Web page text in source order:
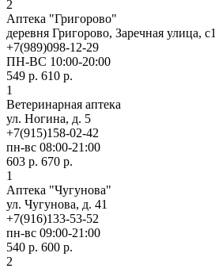
2
Аптека "Григорово"
деревня Григорово, Заречная улица, с1
+7(989)098-12-29
ПН-ВС 10:00-20:00
549 р. 610 р.
1
Ветеринарная аптека
ул. Ногина, д. 5
+7(915)158-02-42
пн-вс 08:00-21:00
603 р. 670 р.
1
Аптека "Чугунова"
ул. Чугунова, д. 41
+7(916)133-53-52
пн-вс 09:00-21:00
540 р. 600 р.
2